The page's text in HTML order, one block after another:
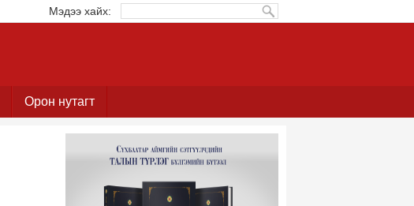
Мэдээ хайх:
Орон нутагт